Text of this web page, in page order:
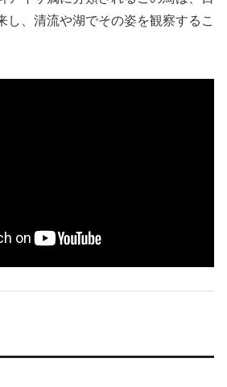
し、清流や湖でその姿を観察するこ